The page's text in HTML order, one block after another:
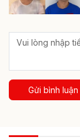
Gửi bình luận